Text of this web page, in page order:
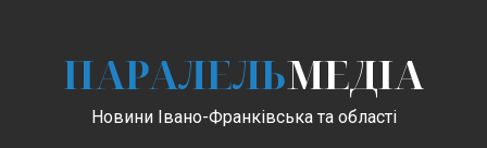
ПАРАЛЕЛЬМЕДІА
Новини Івано-Франківська та області